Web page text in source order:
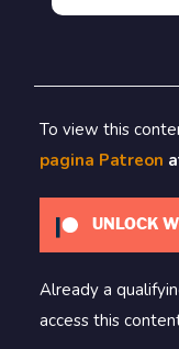
To view this
pagina Patreon
UNLOCK
Already a
access this